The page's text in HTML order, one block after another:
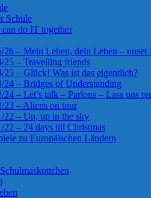
Schule
do IT together
26 – Mein Leben, dein Leben – unser
25 – Travelling friends
25 – Glück! Was ist das eigentlich?
24 – Bridges of Understanding
24 – Let’s talk – Parlons – Lass uns
23 – Aliens on tour
22 – Up, up in the sky
22 – 24 days till Christmas
zu Europäischen Ländern